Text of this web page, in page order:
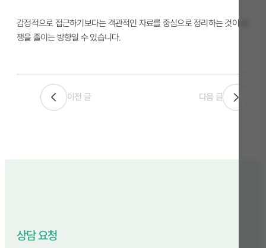
감정적으로 접근하기보다는 객관적인 자료를 중심으로 정리하는 것이 분
쟁을 줄이는 방향일 수 있습니다.
이전 글 다음 글
상담 요청